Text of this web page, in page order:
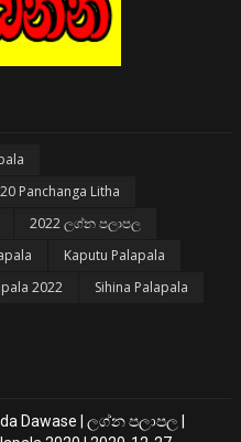
Panchanga Litha
2022 ලග්න පලාපල
Kaputu Palapala
2022
Sihina Palapala
Dawase | ලග්න පලාපල |